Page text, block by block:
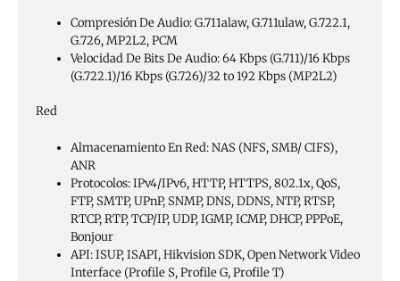
Compresión De Audio:G.711alaw, G.711ulaw, G.722.1,
G.726, MP2L2, PCM
Velocidad De Bits De Audio:64 Kbps (G.711)/16 Kbps
(G.722.1)/16 Kbps (G.726)/32 to 192 Kbps (MP2L2)
Red
Almacenamiento En Red:NAS (NFS, SMB/ CIFS),
ANR
Protocolos:IPv4/IPv6, HTTP, HTTPS, 802.1x, QoS,
FTP, SMTP, UPnP, SNMP, DNS, DDNS, NTP, RTSP,
RTCP, RTP, TCP/IP, UDP, IGMP, ICMP, DHCP, PPPoE,
Bonjour
API:ISUP, ISAPI, Hikvision SDK, Open Network Video
Interface (Profile S, Profile G, Profile T)